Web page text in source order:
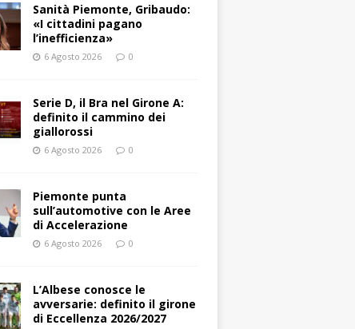
Sanità Piemonte, Gribaudo:
«I cittadini pagano
l’inefficienza»
6 Agosto 2026 0
Serie D, il Bra nel Girone A:
definito il cammino dei
giallorossi
6 Agosto 2026 0
Piemonte punta
sull’automotive con le Aree
di Accelerazione
6 Agosto 2026 0
L’Albese conosce le
avversarie: definito il girone
di Eccellenza 2026/2027